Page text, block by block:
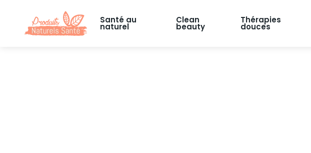
Santé au
naturel
Clean
beauty
Thérapies
douces